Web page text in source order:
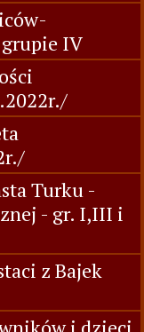
IV
Turku -
- gr. I,III i
z Bajek